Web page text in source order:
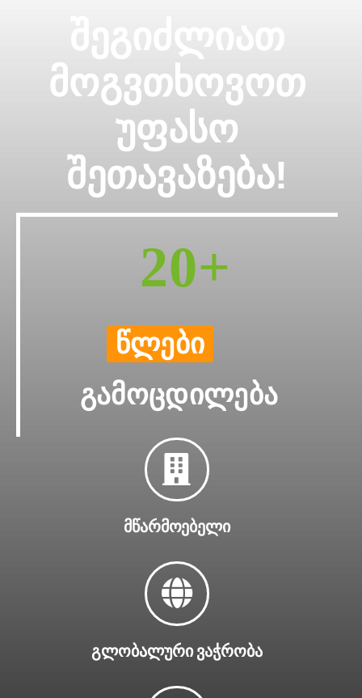
Მოგვთხოვოთ
Უფასო
Შეთავაზება!
20+
წლები
გამოცდილება
Მწარმოებელი
Გლობალური Ვაჭრობა